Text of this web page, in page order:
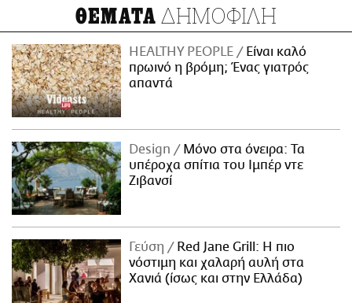
ΘΕΜΑΤΑ ΔΗΜΟΦΙΛΗ
HEALTHY PEOPLE
Είναι καλό
πρωινό η βρόμη; Ένας γιατρός
απαντά
Design
Μόνο στα όνειρα: Τα
υπέροχα σπίτια του Ιμπέρ ντε
Ζιβανσί
Γεύση
Red Jane Grill: Η πιο
νόστιμη και χαλαρή αυλή στα
Χανιά (ίσως και στην Ελλάδα)